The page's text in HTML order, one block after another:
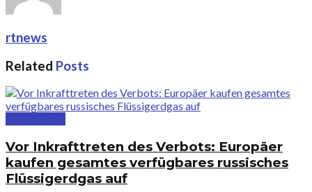
rtnews
Related Posts
Vor Inkrafttreten des Verbots: Europäer
kaufen gesamtes verfügbares russisches
Flüssigerdgas auf